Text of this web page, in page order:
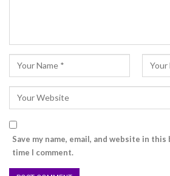
Save my name, email, and website in
time I comment.